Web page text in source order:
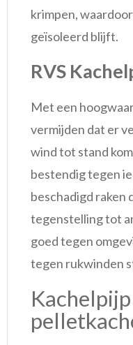
krimpen,
geïsoleerd blijft.
RVS
Met een
vermijden dat er
wind tot stand
bestendig tegen
beschadigd raken
tegenstelling tot
goed tegen
tegen rukwinden